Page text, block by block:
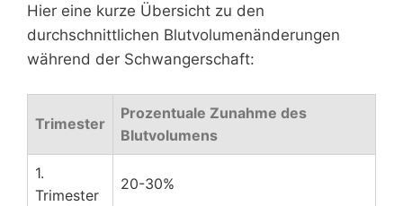
Hier eine kurze Übersicht zu den
durchschnittlichen Blutvolumenänderungen
während der Schwangerschaft:
Trimester
Prozentuale Zunahme des
Blutvolumens
1.
Trimester
20-30%